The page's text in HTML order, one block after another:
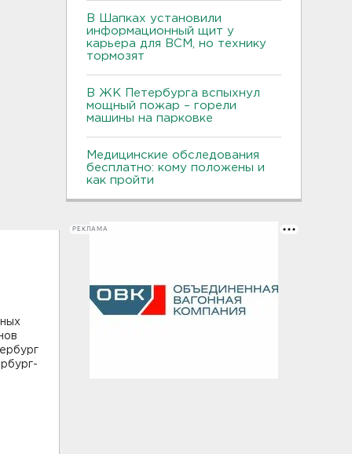
В Шапках установили
информационный щит у
карьера для ВСМ, но технику
тормозят
В ЖК Петербурга вспыхнул
мощный пожар – горели
машины на парковке
Медицинские обследования
бесплатно: кому положены и
как пройти
РЕКЛАМА